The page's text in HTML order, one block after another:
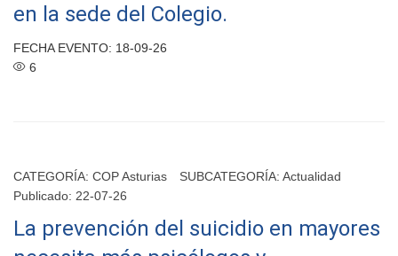
en la sede del Colegio.
FECHA EVENTO: 18-09-26
6
CATEGORÍA: COP Asturias SUBCATEGORÍA: Actualidad
Publicado: 22-07-26
La prevención del suicidio en mayores